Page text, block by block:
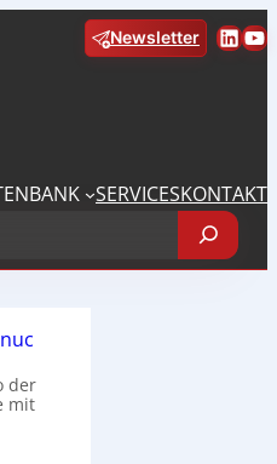
Newsletter
SERVICESKONTAKT
der
mit